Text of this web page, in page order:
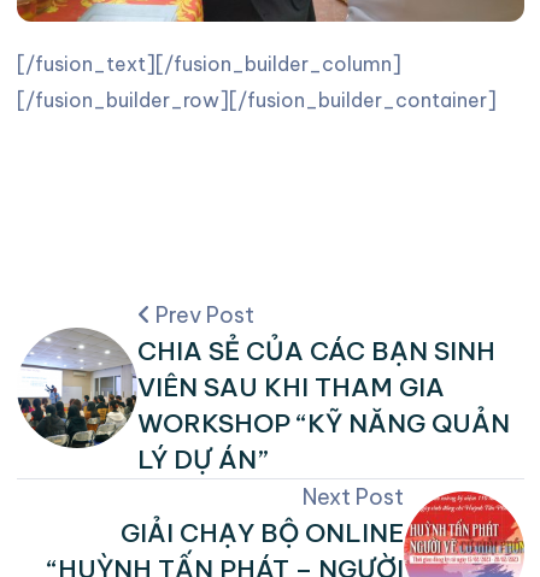
[/fusion_text][/fusion_builder_column]
[/fusion_builder_row][/fusion_builder_container]
Prev Post
CHIA SẺ CỦA CÁC BẠN SINH
VIÊN SAU KHI THAM GIA
WORKSHOP “KỸ NĂNG QUẢN
LÝ DỰ ÁN”
Next Post
GIẢI CHẠY BỘ ONLINE
“HUỲNH TẤN PHÁT – NGƯỜI